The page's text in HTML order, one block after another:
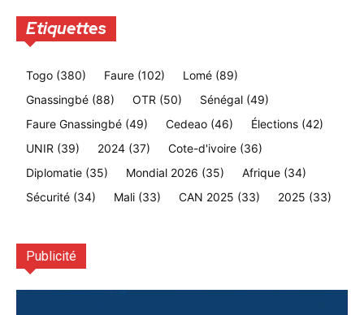
Etiquettes
Togo (380) Faure (102) Lomé (89)
Gnassingbé (88) OTR (50) Sénégal (49)
Faure Gnassingbé (49) Cedeao (46) Élections (42)
UNIR (39) 2024 (37) Cote-d'ivoire (36)
Diplomatie (35) Mondial 2026 (35) Afrique (34)
Sécurité (34) Mali (33) CAN 2025 (33) 2025 (33)
Publicité